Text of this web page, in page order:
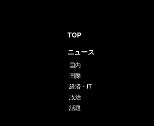
TOP
ニュース
国内
国際
経済・IT
政治
話題